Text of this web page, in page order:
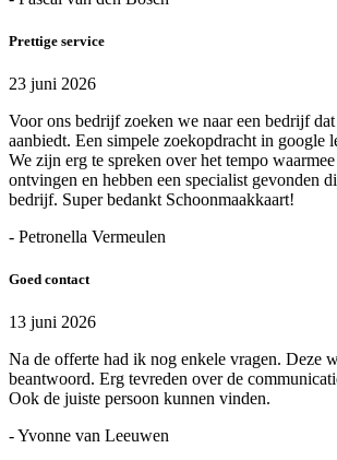
Prettige service
23 juni 2026
Voor ons bedrijf zoeken we naar een bedrijf
aanbiedt. Een simpele zoekopdracht in google
We zijn erg te spreken over het tempo
ontvingen en hebben een specialist gevonden
bedrijf. Super bedankt Schoonmaakkaart!
- Petronella Vermeulen
Goed contact
13 juni 2026
Na de offerte had ik nog enkele vragen. Deze
beantwoord. Erg tevreden over de
Ook de juiste persoon kunnen vinden.
- Yvonne van Leeuwen